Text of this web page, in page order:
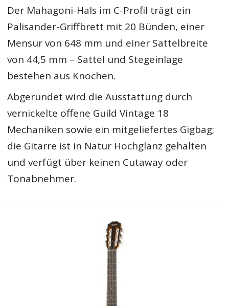
Der Mahagoni-Hals im C-Profil trägt ein
Palisander-Griffbrett mit 20 Bünden, einer
Mensur von 648 mm und einer Sattelbreite
von 44,5 mm – Sattel und Stegeinlage
bestehen aus Knochen.
Abgerundet wird die Ausstattung durch
vernickelte offene Guild Vintage 18
Mechaniken sowie ein mitgeliefertes Gigbag;
die Gitarre ist in Natur Hochglanz gehalten
und verfügt über keinen Cutaway oder
Tonabnehmer.